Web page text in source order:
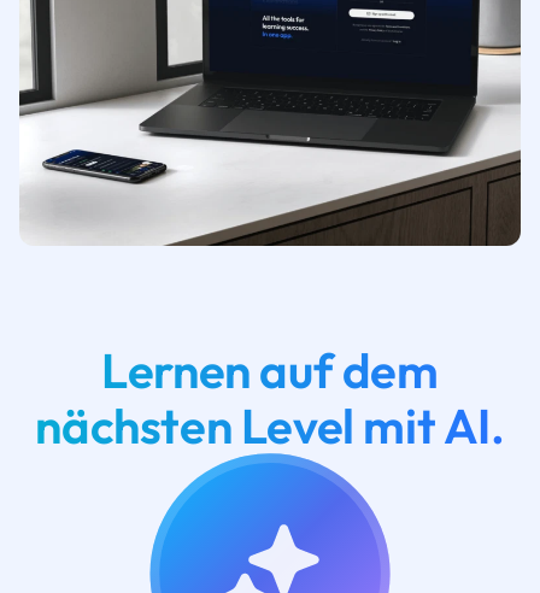
Lernen auf dem
nächsten Level mit AI.